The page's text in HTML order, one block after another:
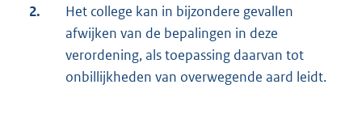
2.
Het college kan in bijzondere gevallen
afwijken van de bepalingen in deze
verordening, als toepassing daarvan tot
onbillijkheden van overwegende aard leidt.